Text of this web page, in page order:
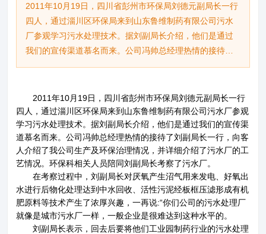
2011年10月19日，四川省彭州市环保局刘德元副局长一行
四人，通过淄川区环保局来到山东鲁维制药有限公司污水
厂参观学习污水处理技术。据刘副局长介绍，他们是通过
我们的宣传渠道慕名而来。公司冯帅总经理热情的接待了
刘副局长一行，向客人介绍了我公司生产及环保治理情
同刘副局长考察了污水厂。 在考察过程中，刘副局长
对厌氧产生沼气用来发电、好氧出水进行后物化处理达到
中水回收、活性污泥经板框压滤形成有机肥原料等技术产
生了浓厚兴趣，一再说:“你们公司的污水处理厂就像是城市
污水厂一样，一般企业是很难达到这种水平的。” 刘副
局长表示，回去后要将他们工业园制药行业的污水处理
好，特别是沼气、污泥的利用。
2011年10月19日，四川省彭州市环保局刘德元副局长一行
四人，通过淄川区环保局来到山东鲁维制药有限公司污水厂参观
学习污水处理技术。据刘副局长介绍，他们是通过我们的宣传渠
道慕名而来。公司冯帅总经理热情的接待了刘副局长一行，向客
人介绍了我公司生产及环保治理情况，并详细介绍了污水厂的工
艺情况。环保科相关人员陪同刘副局长考察了污水厂。
在考察过程中，刘副局长对厌氧产生沼气用来发电、好氧出
水进行后物化处理达到中水回收、活性污泥经板框压滤形成有机
肥原料等技术产生了浓厚兴趣，一再说:“你们公司的污水处理厂
就像是城市污水厂一样，一般企业是很难达到这种水平的。
刘副局长表示，回去后要将他们工业园制药行业的污水处理
关于鲁维 分公司
产品展示 企业文化
新闻资讯 资质荣誉
联系我们